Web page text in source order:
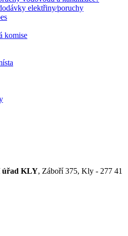
elektřiny⁄poruchy
komise
úřad KLY, Záboří 375, Kly - 277 41